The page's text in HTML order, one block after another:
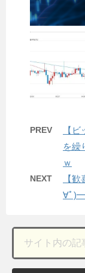
PREV
【
を繰
ｗ
NEXT
【
∀ﾟ